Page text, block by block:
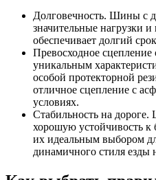
Долговечность. Шины с
значительные нагрузки
обеспечивает долгий
Превосходное сцепление
уникальным
особой протекторной
отличное сцепление с
условиях.
Стабильность на
хорошую устойчивость к
их идеальным выбором
динамичного стиля езды